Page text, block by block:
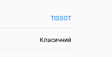
TISSOT
Класичний